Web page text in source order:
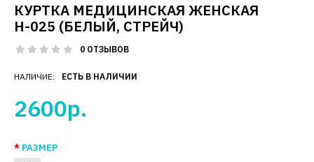
КУРТКА МЕДИЦИНСКАЯ ЖЕНСКАЯ
Н-025 (БЕЛЫЙ, СТРЕЙЧ)
0 ОТЗЫВОВ
НАЛИЧИЕ: ЕСТЬ В НАЛИЧИИ
2600р.
РАЗМЕР